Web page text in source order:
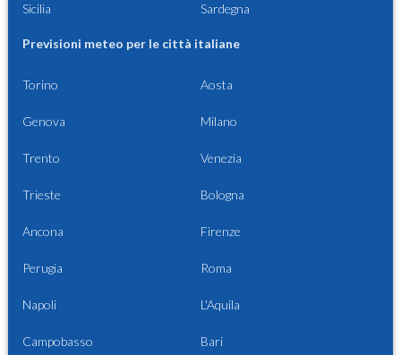
Sicilia Sardegna
Previsioni meteo per le città italiane
Torino Aosta
Genova Milano
Trento Venezia
Trieste Bologna
Ancona Firenze
Perugia Roma
Napoli L'Aquila
Campobasso Bari